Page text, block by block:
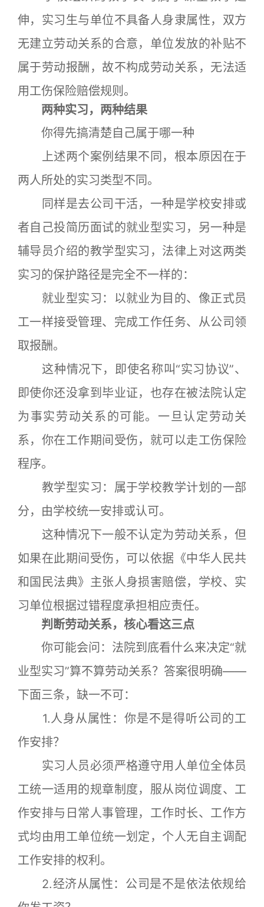
伸，实习生与单位不具备人身隶属性，双方
无建立劳动关系的合意，单位发放的补贴不
属于劳动报酬，故不构成劳动关系，无法适
用工伤保险赔偿规则。
两种实习，两种结果
你得先搞清楚自己属于哪一种
上述两个案例结果不同，根本原因在于
两人所处的实习类型不同。
同样是去公司干活，一种是学校安排或
者自己投简历面试的就业型实习，另一种是
辅导员介绍的教学型实习，法律上对这两类
实习的保护路径是完全不一样的：
就业型实习：以就业为目的、像正式员
工一样接受管理、完成工作任务、从公司领
取报酬。
这种情况下，即使名称叫“实习协议”、
即使你还没拿到毕业证，也存在被法院认定
为事实劳动关系的可能。一旦认定劳动关
系，你在工作期间受伤，就可以走工伤保险
程序。
教学型实习：属于学校教学计划的一部
分，由学校统一安排或认可。
这种情况下一般不认定为劳动关系，但
如果在此期间受伤，可以依据《中华人民共
和国民法典》主张人身损害赔偿，学校、实
习单位根据过错程度承担相应责任。
判断劳动关系，核心看这三点
你可能会问：法院到底看什么来决定“就
业型实习”算不算劳动关系？答案很明确——
下面三条，缺一不可：
1.人身从属性：你是不是得听公司的工
作安排？
实习人员必须严格遵守用人单位全体员
工统一适用的规章制度，服从岗位调度、工
作安排与日常人事管理，工作时长、工作方
式均由用工单位统一划定，个人无自主调配
工作安排的权利。
2.经济从属性：公司是不是依法依规给